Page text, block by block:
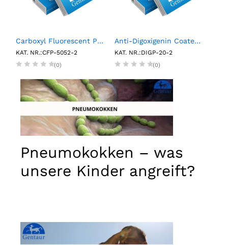
Carboxyl Fluorescent Particles, Yellow, 0.5%w/v, 5.0-5.9µm, 2mL
KAT. NR.:CFP-5052-2
(0)
Anti-Digoxigenin Coated Polystyrene Particles, 2.0- 2.4µm, 0.1%w/v, 2mL
KAT. NR.:DIGP-20-2
(0)
Pneumokokken – was
unsere Kinder angreift?